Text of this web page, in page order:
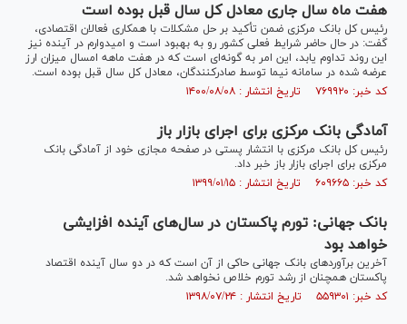
هفت ماه سال جاری معادل کل سال قبل بوده است
رئیس کل بانک مرکزی ضمن تأکید بر حل مشکلات با همکاری فعالان اقتصادی،
گفت: در حال حاضر شرایط فعلی کشور رو به بهبود است و امیدوارم در آینده نیز
این روند تداوم یابد، این امر به گونه‌ای است که در هفت ماهه امسال میزان ارز
عرضه شده در سامانه نیما توسط صادرکنندگان، معادل کل سال قبل بوده است.
کد خبر: ۷۶۹۹۲۰ تاریخ انتشار : ۱۴۰۰/۰۸/۰۸
آمادگی بانک مرکزی برای اجرای بازار باز
رئیس کل بانک مرکزی با انتشار پستی در صفحه مجازی خود از آمادگی بانک
مرکزی برای اجرای بازار باز خبر داد.
کد خبر: ۶۰۹۶۶۵ تاریخ انتشار : ۱۳۹۹/۰۱/۱۵
بانک جهانی: تورم پاکستان در سال‌های آینده افزایشی
خواهد بود
آخرین برآوردهای بانک جهانی حاکی از آن است که در دو سال آینده اقتصاد
پاکستان همچنان از رشد تورم خلاص نخواهد شد.
کد خبر: ۵۵۹۳۰۱ تاریخ انتشار : ۱۳۹۸/۰۷/۲۴